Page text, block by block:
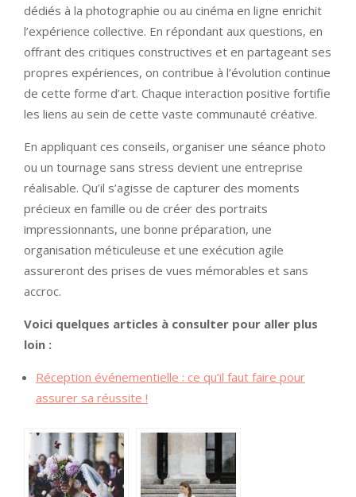
dédiés à la photographie ou au cinéma en ligne enrichit
l’expérience collective. En répondant aux questions, en
offrant des critiques constructives et en partageant ses
propres expériences, on contribue à l’évolution continue
de cette forme d’art. Chaque interaction positive fortifie
les liens au sein de cette vaste communauté créative.
En appliquant ces conseils, organiser une séance photo
ou un tournage sans stress devient une entreprise
réalisable. Qu’il s’agisse de capturer des moments
précieux en famille ou de créer des portraits
impressionnants, une bonne préparation, une
organisation méticuleuse et une exécution agile
assureront des prises de vues mémorables et sans
accroc.
Voici quelques articles à consulter pour aller plus
loin :
Réception événementielle : ce qu’il faut faire pour
assurer sa réussite !